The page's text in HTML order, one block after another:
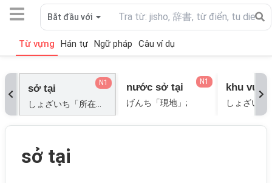
Bắt đầu với
Từ vựng Hán tự Ngữ pháp Câu ví dụ
sở tại N1 nước sở tại
げんち「現地」;
N1 khu vực
sở tại